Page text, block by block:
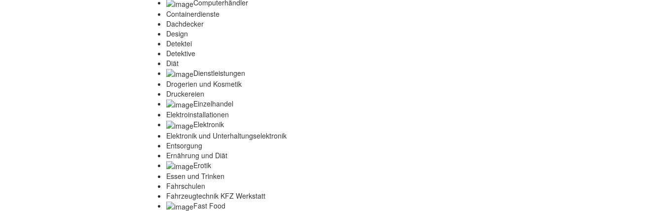
Computerhändler
Containerdienste
Dachdecker
Design
Detektei
Detektive
Diät
Dienstleistungen
Drogerien und Kosmetik
Druckereien
Einzelhandel
Elektroinstallationen
Elektronik
Elektronik und Unterhaltungselektronik
Entsorgung
Ernährung und Diät
Erotik
Essen und Trinken
Fahrschulen
Fahrzeugtechnik KFZ Werkstatt
Fast Food